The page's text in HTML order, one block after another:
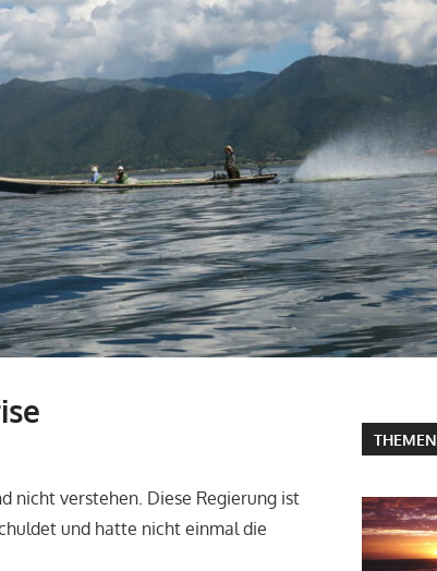
nicht verstehen. Diese Regierung ist
und hatte nicht einmal die
THEMEN